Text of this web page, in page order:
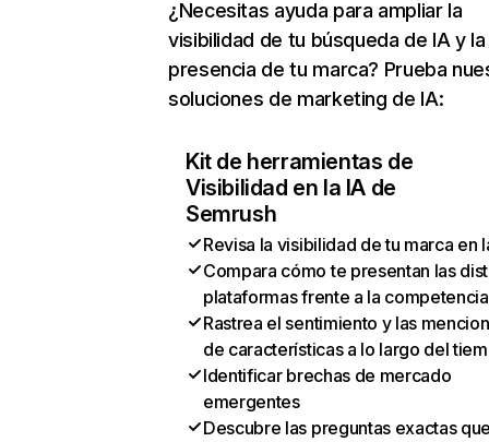
¿Necesitas ayuda para ampliar la
visibilidad de tu búsqueda de IA y la
presencia de tu marca? Prueba
soluciones de marketing de IA:
Kit de herramientas de
Visibilidad en la IA de
Semrush
Revisa la visibilidad de tu marca en
Compara cómo te presentan las
plataformas frente a la competencia
Rastrea el sentimiento y las
de características a lo largo del
Identificar brechas de mercado
emergentes
Descubre las preguntas exactas